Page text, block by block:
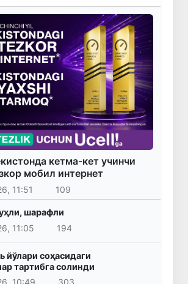
кетма-кет учинчи
мобил интернет
11:51 109
шарафли
11:05
194
йўлари соҳасидаги
тартибга солинди